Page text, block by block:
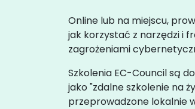
Online lub na miejscu,
jak korzystać z narzędzi i
zagrożeniami
Szkolenia EC-Council są
jako "zdalne szkolenie na
przeprowadzone lokalnie